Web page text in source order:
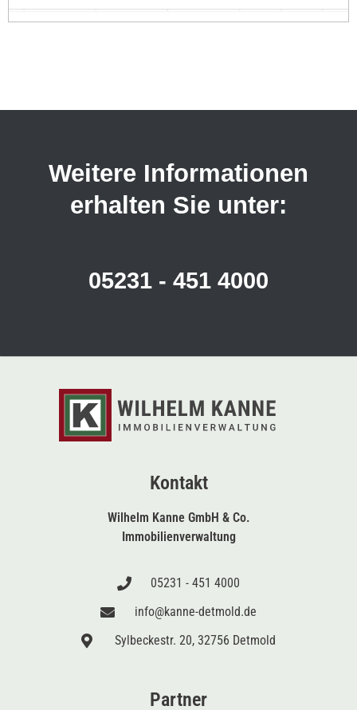
Weitere Informationen
erhalten Sie unter:
05231 - 451 4000
Kontakt
Wilhelm Kanne GmbH & Co.
Immobilienverwaltung
05231 - 451 4000
info@kanne-detmold.de
Sylbeckestr. 20, 32756 Detmold
Partner